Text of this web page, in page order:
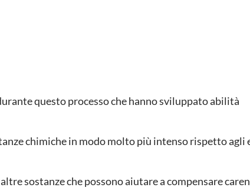
questo processo che hanno sviluppato abilità
chimiche in modo molto più intenso rispetto agli
sostanze che possono aiutare a compensare